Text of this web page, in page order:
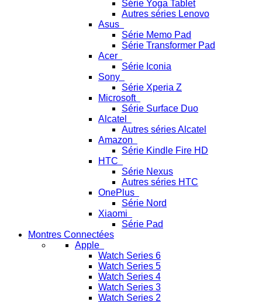
Série Yoga Tablet
Autres séries Lenovo
Asus
Série Memo Pad
Série Transformer Pad
Acer
Série Iconia
Sony
Série Xperia Z
Microsoft
Série Surface Duo
Alcatel
Autres séries Alcatel
Amazon
Série Kindle Fire HD
HTC
Série Nexus
Autres séries HTC
OnePlus
Série Nord
Xiaomi
Série Pad
Montres Connectées
Apple
Watch Series 6
Watch Series 5
Watch Series 4
Watch Series 3
Watch Series 2